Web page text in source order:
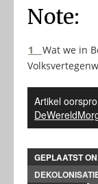
Note:
1 Wat we in
Artikel
GEPLAATST